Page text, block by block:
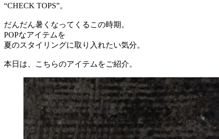
“CHECK TOPS”。
だんだん暑くなってくるこの時期。
POPなアイテムを
夏のスタイリングに取り入れたい気分。
本日は、こちらのアイテムをご紹介。